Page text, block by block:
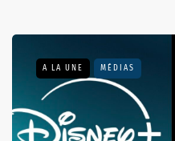
A LA UNE MÉDIAS